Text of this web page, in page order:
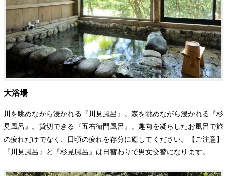
大浴場
川を眺めながら浸かれる『川見風呂』。森を眺めながら浸かれる『杉
見風呂』。貸切できる『五右衛門風呂』。趣向を凝らしたお風呂で旅
の疲れだけでなく、日頃の疲れを存分に癒してください。【ご注意】
『川見風呂』と『杉見風呂』は日替わりで男女交替になります。